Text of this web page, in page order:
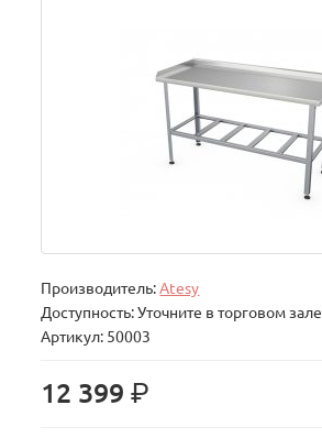
Производитель:Atesy
Доступность: Уточните в торговом зале
Артикул: 50003
12 399р.